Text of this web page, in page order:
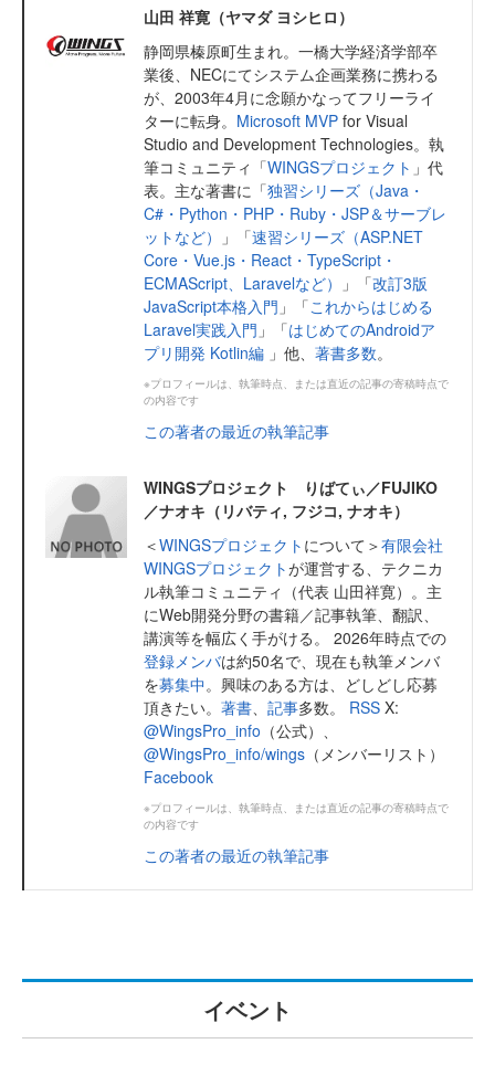
山田 祥寛（ヤマダ ヨシヒロ）
静岡県榛原町生まれ。一橋大学経済学部卒
業後、NECにてシステム企画業務に携わる
が、2003年4月に念願かなってフリーライ
ターに転身。 Microsoft MVP for Visual
Studio and Development Technologies。執
筆コミュニティ「WINGSプロジェクト 」代
表。主な著書に「独習シリーズ（Java・
C#・Python・PHP・Ruby・JSP＆サーブレ
ットなど）
」「速習シリーズ（ASP.NET
Core・Vue.js・React・TypeScript・
ECMAScript、Laravelなど）
」「改訂3版
JavaScript本格入門 」「これからはじめる
Laravel実践入門 」「はじめてのAndroidア
プリ開発 Kotlin編 」他、 著書多数。
※プロフィールは、執筆時点、または直近の記事の寄稿時点で
の内容です
この著者の最近の執筆記事
WINGSプロジェクト りばてぃ／FUJIKO
／ナオキ（リバティ, フジコ, ナオキ）
＜WINGSプロジェクト について＞有限会社
WINGSプロジェクトが運営する、テクニカ
ル執筆コミュニティ（代表 山田祥寛）。主
にWeb開発分野の書籍／記事執筆、翻訳、
講演等を幅広く手がける。 2026年時点での
登録メンバは約50名で、現在も執筆メンバ
を募集中。興味のある方は、どしどし応募
頂きたい。 著書、 記事多数。 RSS X:
@WingsPro_info （公式）、
@WingsPro_info/wings （メンバーリスト）
Facebook
※プロフィールは、執筆時点、または直近の記事の寄稿時点で
の内容です
この著者の最近の執筆記事
イベント